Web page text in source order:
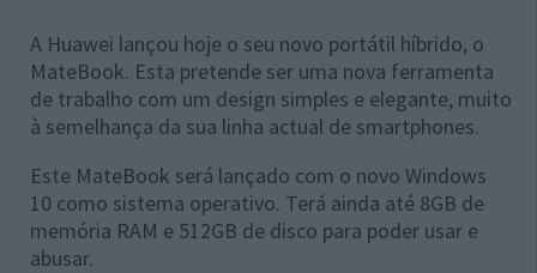
A Huawei lançou hoje o seu novo portátil híbrido, o
MateBook. Esta pretende ser uma nova ferramenta
de trabalho com um design simples e elegante, muito
à semelhança da sua linha actual de smartphones.
Este MateBook será lançado com o novo Windows
10 como sistema operativo. Terá ainda até 8GB de
memória RAM e 512GB de disco para poder usar e
abusar.